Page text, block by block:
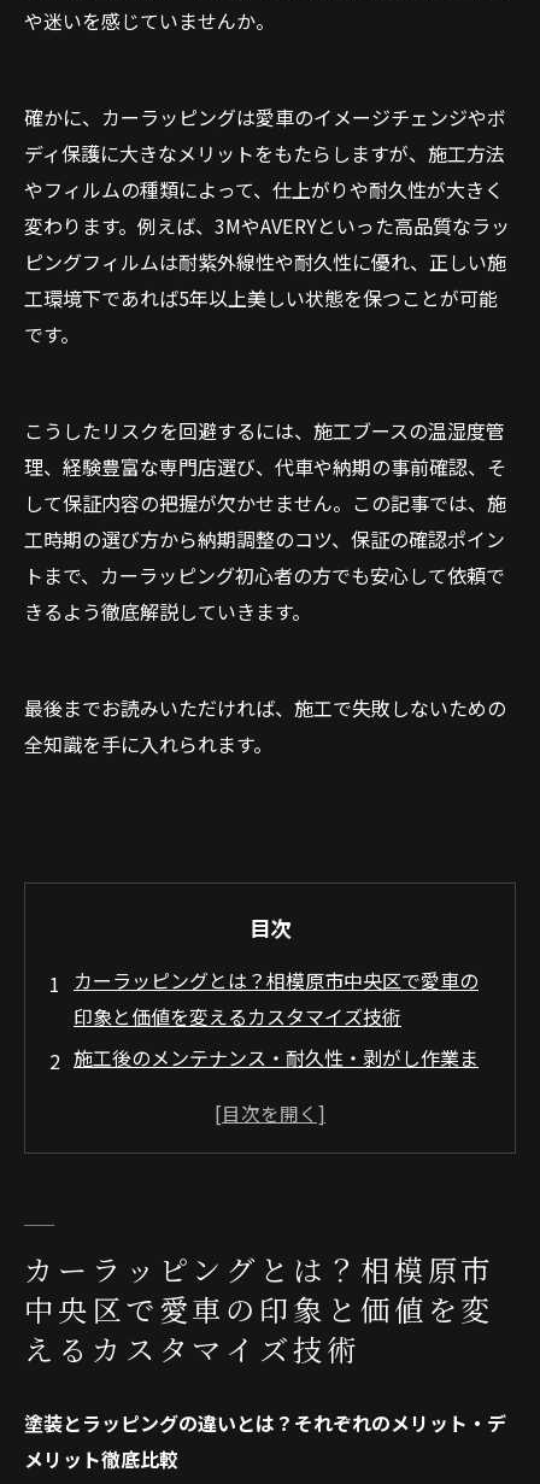
や迷いを感じていませんか。
確かに、カーラッピングは愛車のイメージチェンジやボ
ディ保護に大きなメリットをもたらしますが、施工方法
やフィルムの種類によって、仕上がりや耐久性が大きく
変わります。例えば、3MやAVERYといった高品質なラッ
ピングフィルムは耐紫外線性や耐久性に優れ、正しい施
工環境下であれば5年以上美しい状態を保つことが可能
です。
こうしたリスクを回避するには、施工ブースの温湿度管
理、経験豊富な専門店選び、代車や納期の事前確認、そ
して保証内容の把握が欠かせません。この記事では、施
工時期の選び方から納期調整のコツ、保証の確認ポイン
トまで、カーラッピング初心者の方でも安心して依頼で
きるよう徹底解説していきます。
最後までお読みいただければ、施工で失敗しないための
全知識を手に入れられます。
目次
カーラッピングとは？相模原市中央区で愛車の
印象と価値を変えるカスタマイズ技術
施工後のメンテナンス・耐久性・剥がし作業ま
相模原市中央区でのカーラッピング店の選び方
相模原市中央区について
相模原市中央区でCRYSTAL CARSが選ばれる理
由
会社概要
関連エリア
カーラッピングとは？相模原市
中央区で愛車の印象と価値を変
えるカスタマイズ技術
塗装とラッピングの違いとは？それぞれのメリット・デ
メリット徹底比較